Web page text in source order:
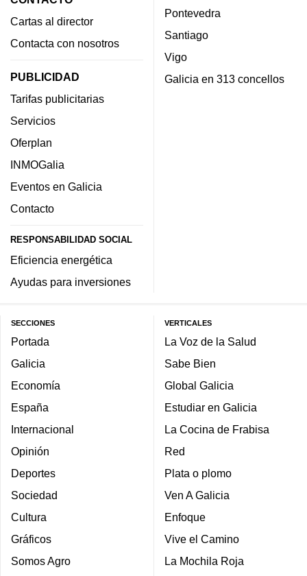
Cartas al director
Contacta con nosotros
PUBLICIDAD
Tarifas publicitarias
Servicios
Oferplan
INMOGalia
Eventos en Galicia
Contacto
RESPONSABILIDAD SOCIAL
Eficiencia energética
Ayudas para inversiones
Pontevedra
Santiago
Vigo
Galicia en 313 concellos
SECCIONES
Portada
Galicia
Economía
España
Internacional
Opinión
Deportes
Sociedad
Cultura
Gráficos
Somos Agro
VERTICALES
La Voz de la Salud
Sabe Bien
Global Galicia
Estudiar en Galicia
La Cocina de Frabisa
Red
Plata o plomo
Ven A Galicia
Enfoque
Vive el Camino
La Mochila Roja